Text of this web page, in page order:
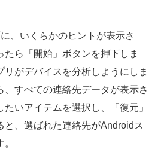
、いくらかのヒントが表示さ
たら「開始」ボタンを押下しま
リがデバイスを分析しようにしま
、すべての連絡先データが表示さ
いアイテムを選択し、「復元」
と、選ばれた連絡先がAndroidス